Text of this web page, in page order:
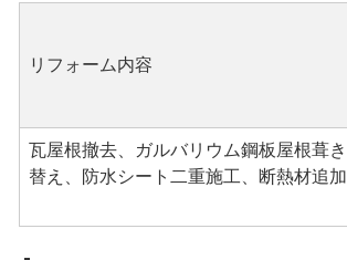
リフォーム内容
瓦屋根撤去、ガルバリウム鋼板屋根葺き
替え、防水シート二重施工、断熱材追加